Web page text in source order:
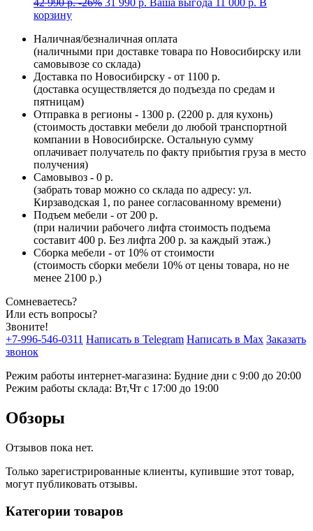
42 990р. -26% 31 990 р. Ваша выгода 11 000 р. В
корзину
Наличная/безналичная оплата
(наличными при доставке товара по Новосибирску или
самовывозе со склада)
Доставка по Новосибирску - от 1100 р.
(доставка осуществляется до подъезда по средам и
пятницам)
Отправка в регионы - 1300 р. (2200 р. для кухонь)
(стоимость доставки мебели до любой транспортной
компании в Новосибирске. Остальную сумму
оплачивает получатель по факту прибытия груза в место
получения)
Самовывоз - 0 р.
(забрать товар можно со склада по адресу: ул.
Кирзаводская 1, по ранее согласованному времени)
Подъем мебели - от 200 р.
(при наличии рабочего лифта стоимость подъема
составит 400 р. Без лифта 200 р. за каждый этаж.)
Сборка мебели - от 10% от стоимости
(стоимость сборки мебели 10% от цены товара, но не
менее 2100 р.)
Сомневаетесь?
Или есть вопросы?
Звоните!
+7-996-546-0311 Написать в Telegram Написать в Max Заказать
звонок
Режим работы интернет-магазина: Будние дни с 9:00 до 20:00
Режим работы склада: Вт,Чт с 17:00 до 19:00
Обзоры
Отзывов пока нет.
Только зарегистрированные клиенты, купившие этот товар,
могут публиковать отзывы.
Категории товаров